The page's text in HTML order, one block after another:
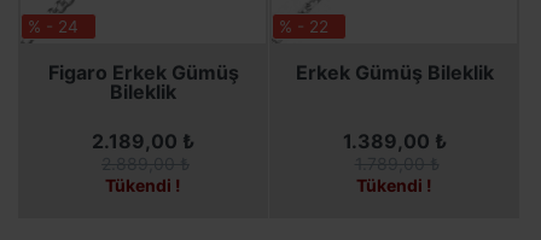
% - 24
Figaro Erkek Gümüş
Bileklik
SEPETE EKLE
2.189,00 ₺
Tükendi !
% - 22
Erkek Gümüş Bileklik
SEPETE EKLE
1.389,00 ₺
Tükendi !